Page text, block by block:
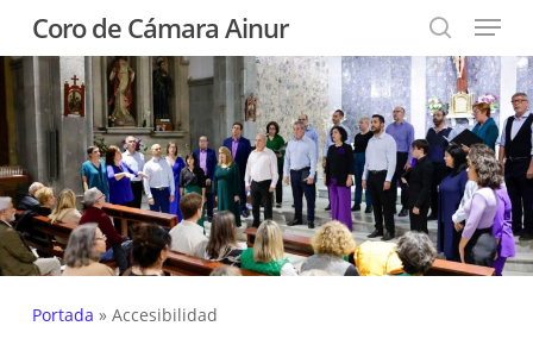
main
content
Coro de Cámara Ainur
search
Menu
Portada » Accesibilidad
Close
Menu